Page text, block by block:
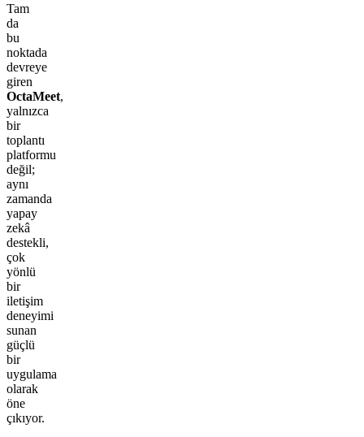
Tam
da
bu
noktada
devreye
giren
OctaMeet,
yalnızca
bir
toplantı
platformu
değil;
aynı
zamanda
yapay
zekâ
destekli,
çok
yönlü
bir
iletişim
deneyimi
sunan
güçlü
bir
uygulama
olarak
öne
çıkıyor.